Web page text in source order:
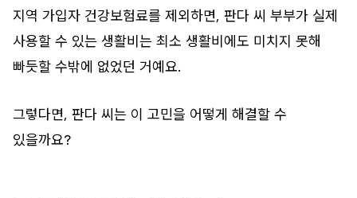
지역 가입자 건강보험료를 제외하면, 판다 씨 부부가 실제
사용할 수 있는 생활비는 최소 생활비에도 미치지 못해
빠듯할 수밖에 없었던 거예요.
그렇다면, 판다 씨는 이 고민을 어떻게 해결할 수
있을까요?